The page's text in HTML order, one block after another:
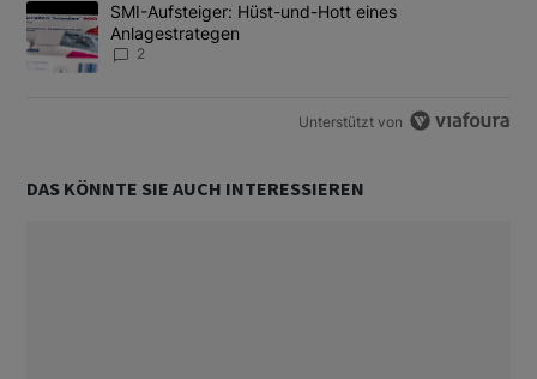
Ein Trendartikel mit dem Titel "SMI-Aufsteiger: Hüst-und-Hott
SMI-Aufsteiger: Hüst-und-Hott eines
Anlagestrategen
2
Unterstützt von
DAS KÖNNTE SIE AUCH INTERESSIEREN